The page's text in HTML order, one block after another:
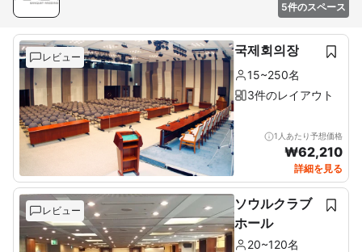
5件のスペース
レビュー 국제회의장
15~250名
3件のレイアウト
1人あたり予想価格
₩62,210
詳細を見る
レビュー
ソウルクラブ
ホール
20~120名